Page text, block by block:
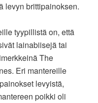
levyn brittipainoksen.
tyypillistä on, että
lainabiisejä tai
The
Eri mantereille
levyistä,
poikki oli